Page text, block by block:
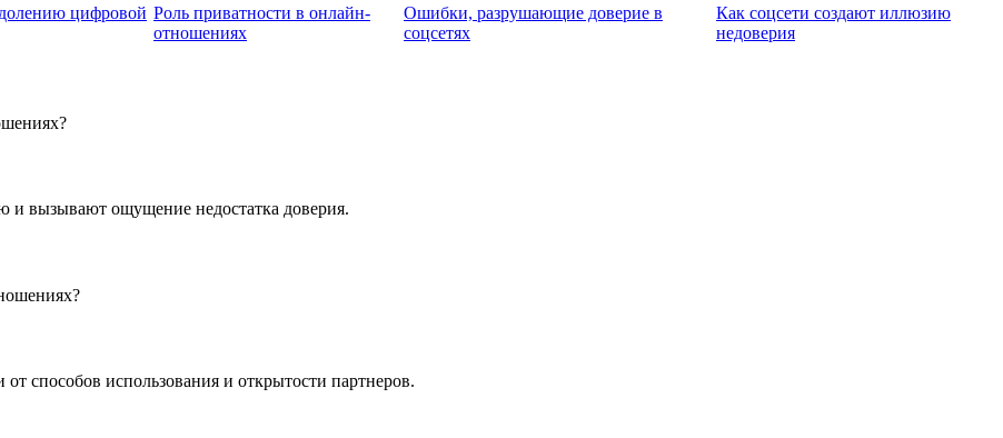
цифровой Роль приватности в онлайн-
отношениях
Ошибки, разрушающие доверие в
соцсетях
Как соцсети создают иллюзию
недоверия
и вызывают ощущение недостатка доверия.
способов использования и открытости партнеров.